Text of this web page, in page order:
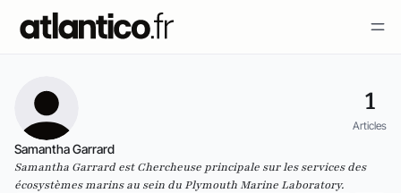
1
Articles
Samantha Garrard
Samantha Garrard est Chercheuse principale sur les services des
écosystèmes marins au sein du Plymouth Marine Laboratory.